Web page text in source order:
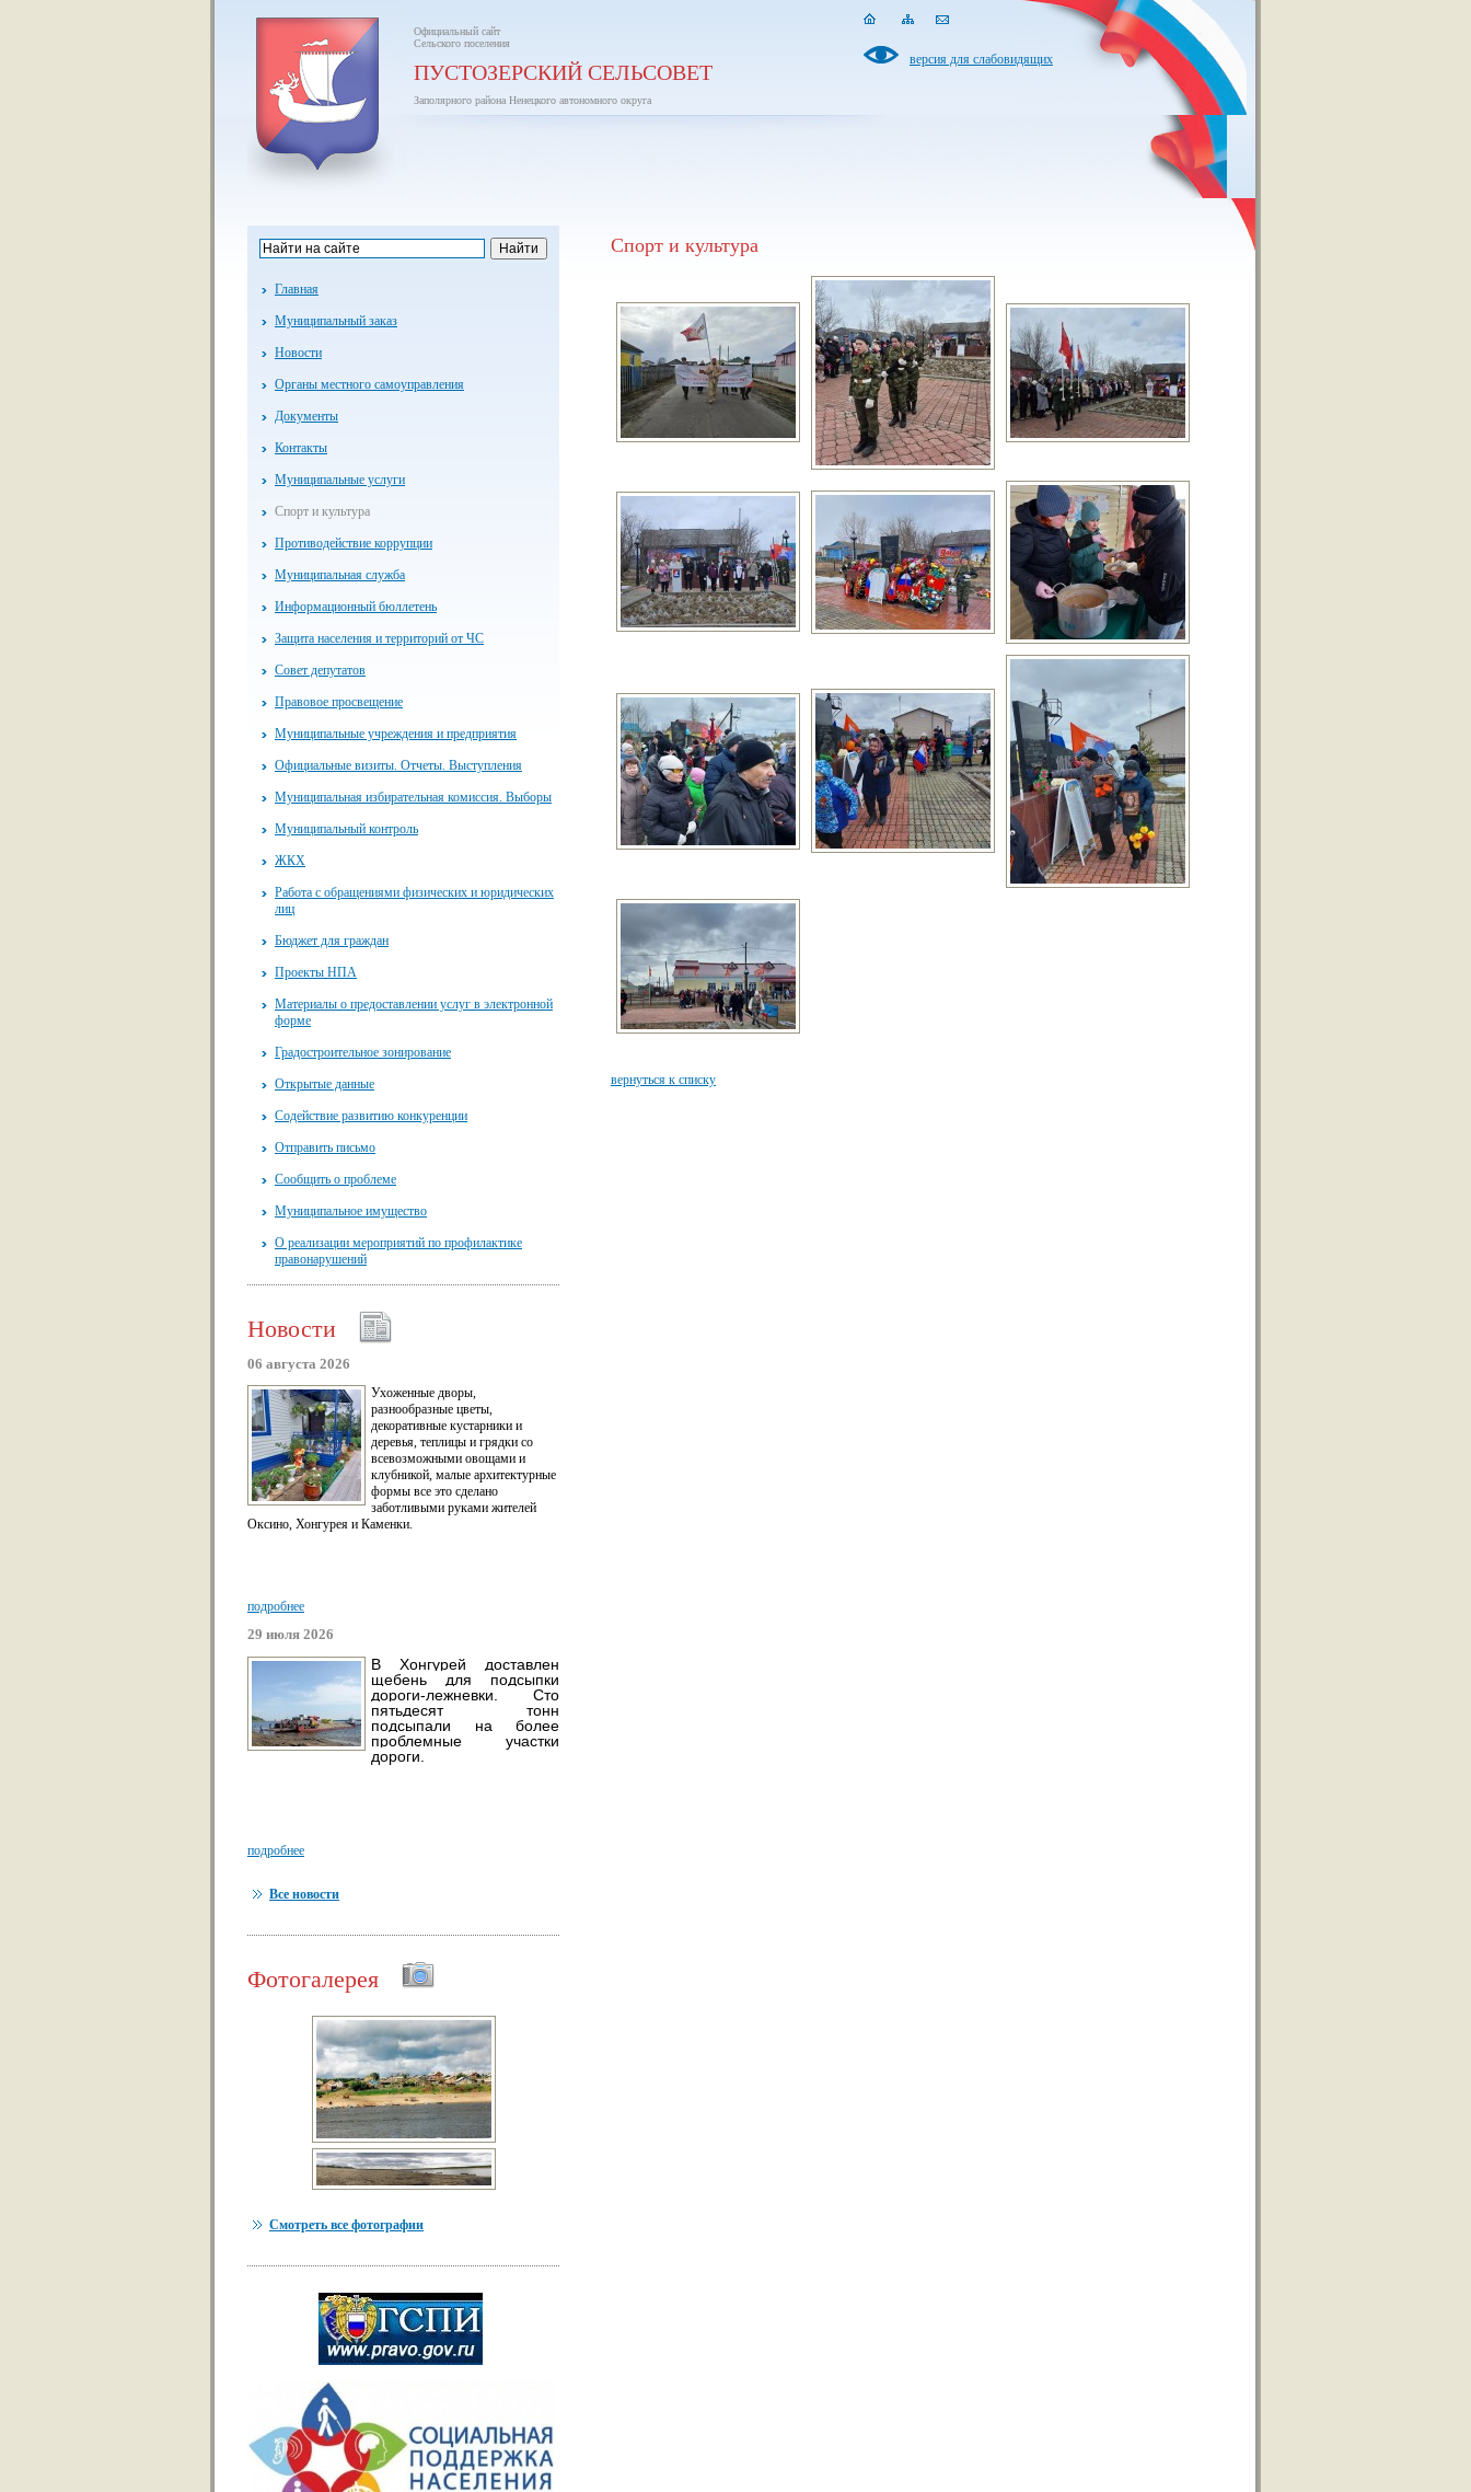
Официальный сайт
Сельского поселения
ПУСТОЗЕРСКИЙ СЕЛЬСОВЕТ
Заполярного района Ненецкого автономного округа
версия для слабовидящих
Главная
Муниципальный заказ
Новости
Органы местного самоуправления
Документы
Контакты
Муниципальные услуги
Спорт и культура
Противодействие коррупции
Муниципальная служба
Информационный бюллетень
Защита населения и территорий от ЧС
Совет депутатов
Правовое просвещение
Муниципальные учреждения и предприятия
Официальные визиты. Отчеты. Выступления
Муниципальная избирательная комиссия. Выборы
Муниципальный контроль
ЖКХ
Работа с обращениями физических и юридических
лиц
Бюджет для граждан
Проекты НПА
Материалы о предоставлении услуг в электронной
форме
Градостроительное зонирование
Открытые данные
Содействие развитию конкуренции
Отправить письмо
Сообщить о проблеме
Муниципальное имущество
О реализации мероприятий по профилактике
правонарушений
Новости
06 августа 2026
Ухоженные дворы,
разнообразные цветы,
декоративные кустарники и
деревья, теплицы и грядки со
всевозможными овощами и
клубникой, малые архитектурные
формы все это сделано
заботливыми руками жителей
Оксино, Хонгурея и Каменки.
подробнее
29 июля 2026
В Хонгурей доставлен
щебень для подсыпки
дороги-лежневки. Сто
пятьдесят тонн
подсыпали на более
проблемные участки
дороги.
подробнее
Все новости
Фотогалерея
Смотреть все фотографии
Спорт и культура
вернуться к списку